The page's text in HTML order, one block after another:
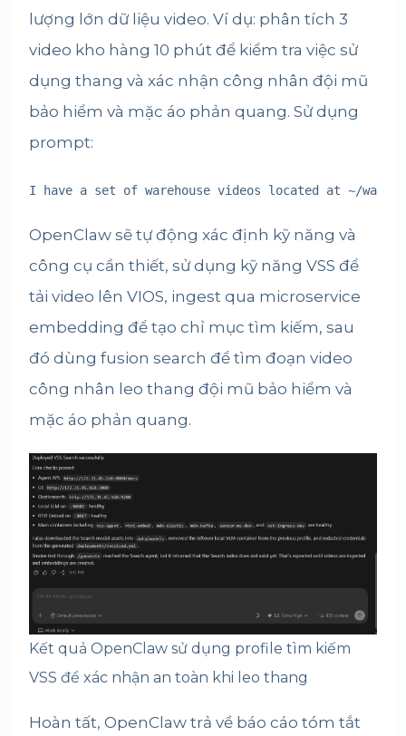
lượng lớn dữ liệu video. Ví dụ: phân tích 3
video kho hàng 10 phút để kiểm tra việc sử
dụng thang và xác nhận công nhân đội mũ
bảo hiểm và mặc áo phản quang. Sử dụng
prompt:
I have a set of warehouse videos located at ~/
OpenClaw sẽ tự động xác định kỹ năng và
công cụ cần thiết, sử dụng kỹ năng VSS để
tải video lên VIOS, ingest qua microservice
embedding để tạo chỉ mục tìm kiếm, sau
đó dùng fusion search để tìm đoạn video
công nhân leo thang đội mũ bảo hiểm và
mặc áo phản quang.
Kết quả OpenClaw sử dụng profile tìm kiếm
VSS để xác nhận an toàn khi leo thang
Hoàn tất, OpenClaw trả về báo cáo tóm tắt